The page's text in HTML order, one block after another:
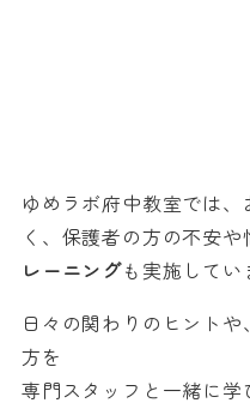
ゆめラボ府中教室では
く、保護者の方の不安や
レーニングも実施してい
日々の関わりのヒント
方を
専門スタッフと一緒に学